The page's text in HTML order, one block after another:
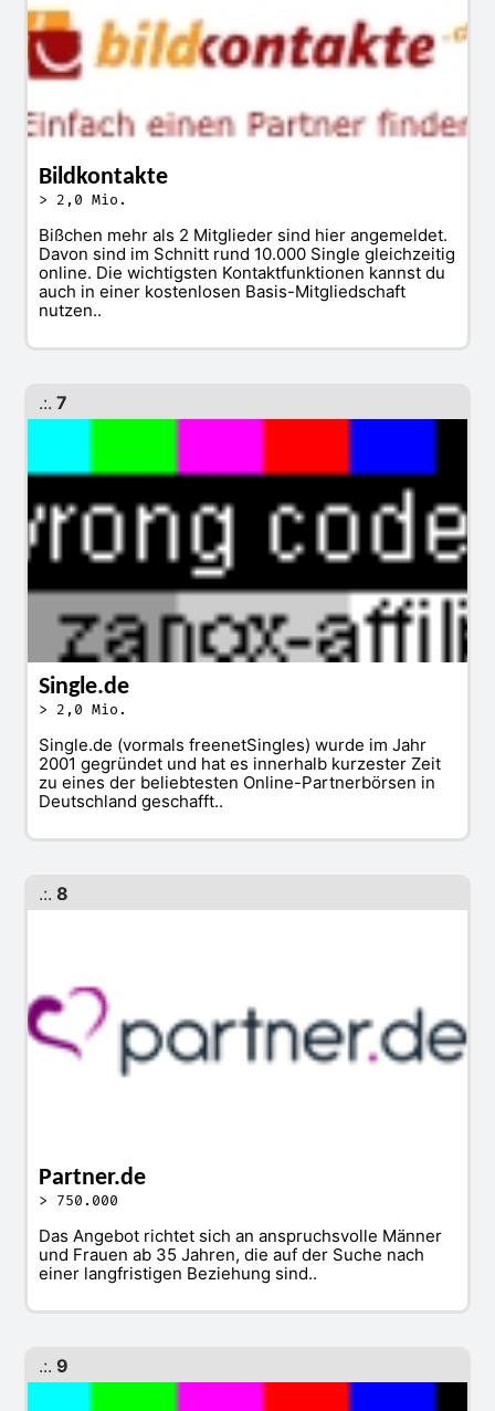
Bildkontakte
> 2,0 Mio.
Bißchen mehr als 2 Mitglieder sind hier angemeldet.
Davon sind im Schnitt rund 10.000 Single gleichzeitig
online. Die wichtigsten Kontaktfunktionen kannst du
auch in einer kostenlosen Basis-Mitgliedschaft
nutzen..
.:. 7
Single.de
> 2,0 Mio.
Single.de (vormals freenetSingles) wurde im Jahr
2001 gegründet und hat es innerhalb kurzester Zeit
zu eines der beliebtesten Online-Partnerbörsen in
Deutschland geschafft..
.:. 8
Partner.de
> 750.000
Das Angebot richtet sich an anspruchsvolle Männer
und Frauen ab 35 Jahren, die auf der Suche nach
einer langfristigen Beziehung sind..
.:. 9